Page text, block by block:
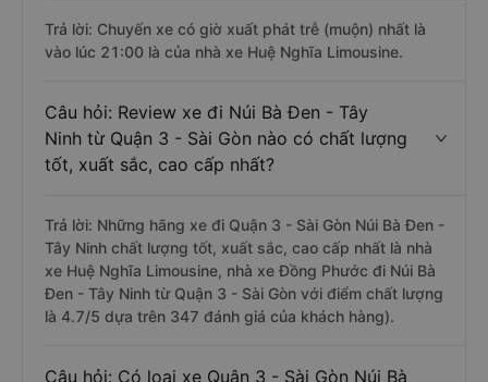
Trả lời: Chuyến xe có giờ xuất phát trễ (muộn) nhất là
vào lúc 21:00 là của nhà xe Huệ Nghĩa Limousine.
Câu hỏi: Review xe đi Núi Bà Đen - Tây
Ninh từ Quận 3 - Sài Gòn nào có chất lượng
tốt, xuất sắc, cao cấp nhất?
Trả lời: Những hãng xe đi Quận 3 - Sài Gòn Núi Bà Đen -
Tây Ninh chất lượng tốt, xuất sắc, cao cấp nhất là nhà
xe Huệ Nghĩa Limousine, nhà xe Đồng Phước đi Núi Bà
Đen - Tây Ninh từ Quận 3 - Sài Gòn với điểm chất lượng
là 4.7/5 dựa trên 347 đánh giá của khách hàng).
Câu hỏi: Có loại xe Quận 3 - Sài Gòn Núi Bà